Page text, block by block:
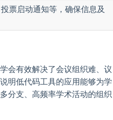
票启动通知等，确保信息及
会有效解决了会议组织难、议
明低代码工具的应用能够为学
分支、高频率学术活动的组织